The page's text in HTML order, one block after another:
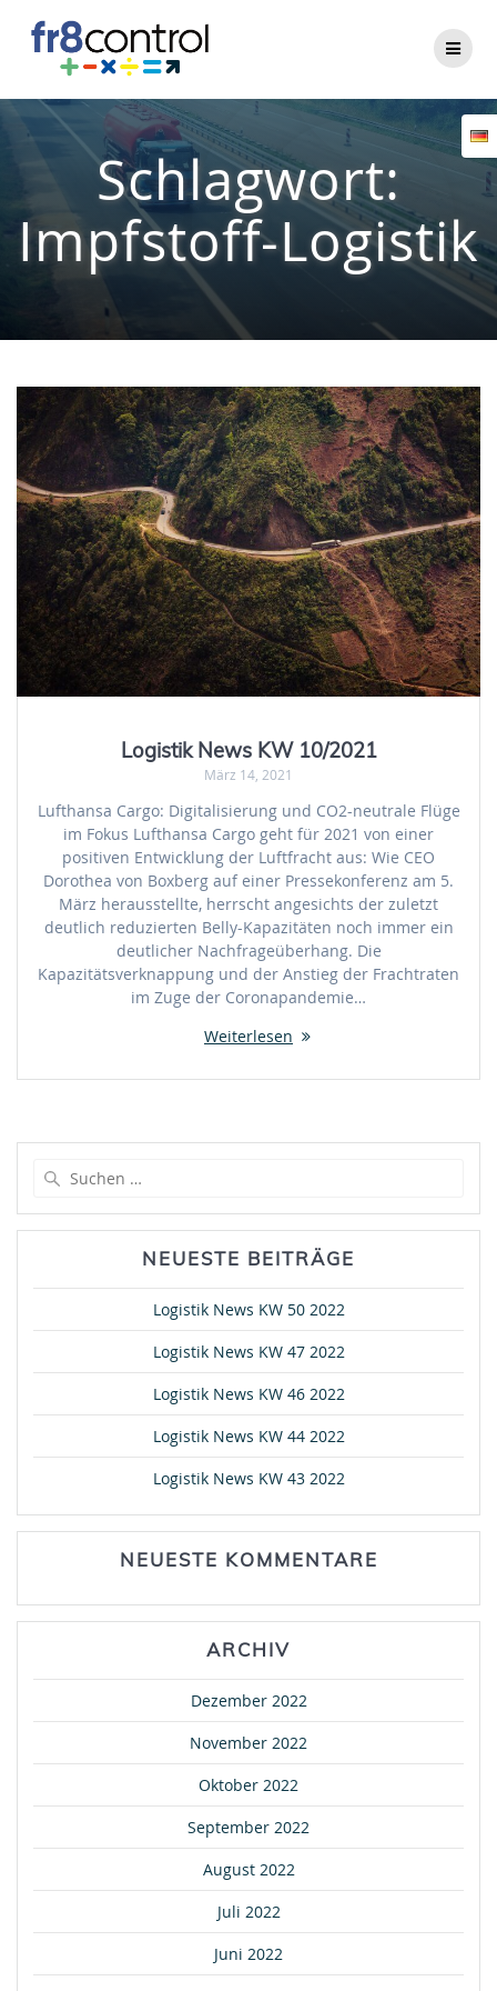
Schlagwort:
Impfstoff-Logistik
Logistik News KW 10/2021
März 14, 2021
Lufthansa Cargo: Digitalisierung und CO2-neutrale Flüge
im Fokus Lufthansa Cargo geht für 2021 von einer
positiven Entwicklung der Luftfracht aus: Wie CEO
Dorothea von Boxberg auf einer Pressekonferenz am 5.
März herausstellte, herrscht angesichts der zuletzt
deutlich reduzierten Belly-Kapazitäten noch immer ein
deutlicher Nachfrageüberhang. Die
Kapazitätsverknappung und der Anstieg der Frachtraten
im Zuge der Coronapandemie…
Weiterlesen
NEUESTE BEITRÄGE
Logistik News KW 50 2022
Logistik News KW 47 2022
Logistik News KW 46 2022
Logistik News KW 44 2022
Logistik News KW 43 2022
NEUESTE KOMMENTARE
ARCHIV
Dezember 2022
November 2022
Oktober 2022
September 2022
August 2022
Juli 2022
Juni 2022